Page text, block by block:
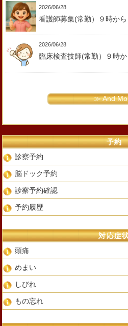
2026/06/28
看護師募集(常勤）９時か
2026/06/28
臨床検査技師(常勤）９時
≫ And
予約
診察予約
脳ドック予約
診察予約確認
予約履歴
対応症
頭痛
めまい
しびれ
もの忘れ